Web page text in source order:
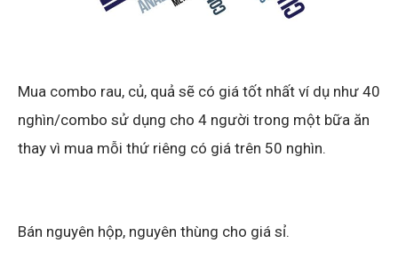
Mua combo rau, củ, quả sẽ có giá tốt nhất ví dụ như 40
nghìn/combo sử dụng cho 4 người trong một bữa ăn
thay vì mua mỗi thứ riêng có giá trên 50 nghìn.
Bán nguyên hộp, nguyên thùng cho giá sỉ.